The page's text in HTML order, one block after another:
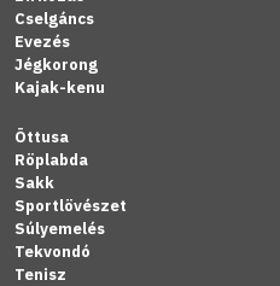
Cselgáncs
Evezés
Jégkorong
Kajak-kenu
Öttusa
Röplabda
Sakk
Sportlövészet
Súlyemelés
Tekvondó
Tenisz